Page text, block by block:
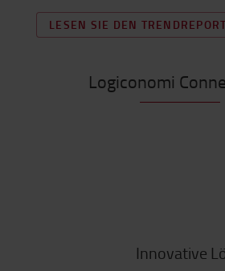
LESEN SIE DEN
Logiconomi
Innovative